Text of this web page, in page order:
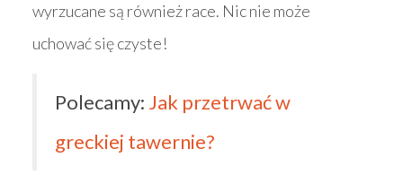
wyrzucane są również race. Nic nie może
uchować się czyste!
Polecamy: Jak przetrwać w
greckiej tawernie?